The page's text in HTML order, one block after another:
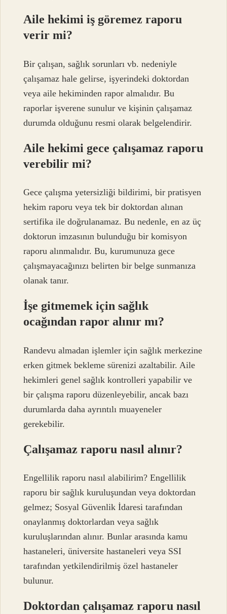
Aile hekimi iş göremez raporu
verir mi?
Bir çalışan, sağlık sorunları vb. nedeniyle
çalışamaz hale gelirse, işyerindeki doktordan
veya aile hekiminden rapor almalıdır. Bu
raporlar işverene sunulur ve kişinin çalışamaz
durumda olduğunu resmi olarak belgelendirir.
Aile hekimi gece çalışamaz raporu
verebilir mi?
Gece çalışma yetersizliği bildirimi, bir pratisyen
hekim raporu veya tek bir doktordan alınan
sertifika ile doğrulanamaz. Bu nedenle, en az üç
doktorun imzasının bulunduğu bir komisyon
raporu alınmalıdır. Bu, kurumunuza gece
çalışmayacağınızı belirten bir belge sunmanıza
olanak tanır.
İşe gitmemek için sağlık
ocağından rapor alınır mı?
Randevu almadan işlemler için sağlık merkezine
erken gitmek bekleme sürenizi azaltabilir. Aile
hekimleri genel sağlık kontrolleri yapabilir ve
bir çalışma raporu düzenleyebilir, ancak bazı
durumlarda daha ayrıntılı muayeneler
gerekebilir.
Çalışamaz raporu nasıl alınır?
Engellilik raporu nasıl alabilirim? Engellilik
raporu bir sağlık kuruluşundan veya doktordan
gelmez; Sosyal Güvenlik İdaresi tarafından
onaylanmış doktorlardan veya sağlık
kuruluşlarından alınır. Bunlar arasında kamu
hastaneleri, üniversite hastaneleri veya SSI
tarafından yetkilendirilmiş özel hastaneler
bulunur.
Doktordan çalışamaz raporu nasıl